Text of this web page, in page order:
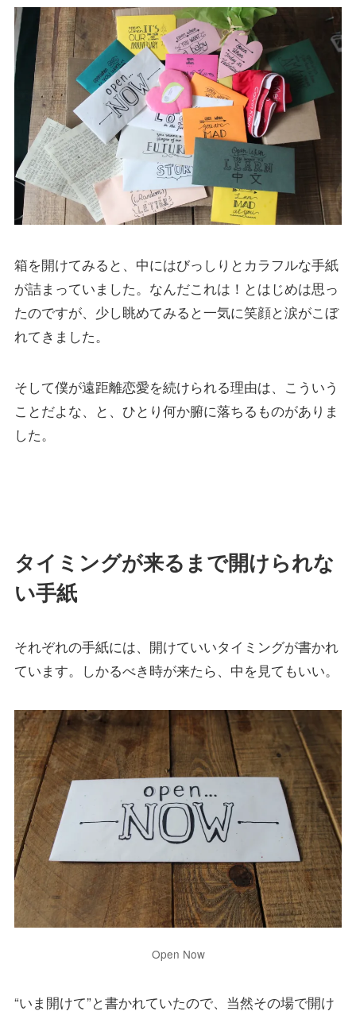
箱を開けてみると、中にはびっしりとカラフルな手紙
が詰まっていました。なんだこれは！とはじめは思っ
たのですが、少し眺めてみると一気に笑顔と涙がこぼ
れてきました。
そして僕が遠距離恋愛を続けられる理由は、こういう
ことだよな、と、ひとり何か腑に落ちるものがありま
した。
タイミングが来るまで開けられな
い手紙
それぞれの手紙には、開けていいタイミングが書かれ
ています。しかるべき時が来たら、中を見てもいい。
Open Now
“いま開けて”と書かれていたので、当然その場で開け